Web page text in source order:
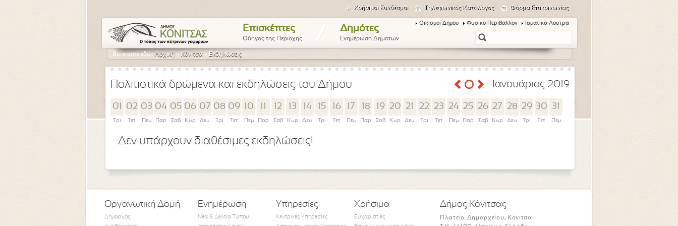
Χρήσιμοι Συνδέσμοι Τηλεφωνικός Κατάλογος Φόρμα Επικοινωνίας
Επισκέπτες
Οδηγός της Περιοχής / Δημότες
Ενημέρωση Δημοτών
Οικισμοί Δήμου Φυσικό Περιβάλλον Ιαματικά Λουτρά
Βρίσκεστε εδώ:Αρχική » Κόνιτσα » Εκδηλώσεις
Πολιτιστικά δρώμενα και εκδηλώσεις του Δήμου Ιανουάριος 2019
01
Τρι
02
Τετ
03
Πεμ
04
Παρ
05
Σαβ
06
Κυρ
07
Δευ
08
Τρι
09
Τετ
10
Πεμ Παρ
12
Σαβ
13
Κυρ
14
Δευ
15
Τρι
16
Τετ
17
Πεμ
18
Παρ
19
Σαβ
20
Κυρ
21
Δευ
22
Τρι
23
Τετ
24
Πεμ
25
Παρ
26
Σαβ
27
Κυρ
28
Δευ
29
Τρι
30
Τετ
31
Πεμ
Δεν υπάρχουν διαθέσιμες εκδηλώσεις!
Οργανωτική Δομή
Δήμαρχος
Ενημέρωση
Νέα & Δελτία Τύπου
Υπηρεσίες
Κεντρικές Υπηρεσίες
Χρήσιμα
Ευχαριστίες
Δήμος Κόνιτσας
Πλατεία Δημαρχείου, Κόνιτσα